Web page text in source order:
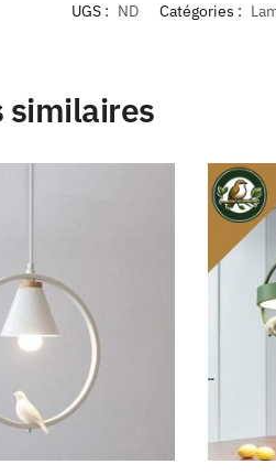
UGS : ND Catégories :
similaires